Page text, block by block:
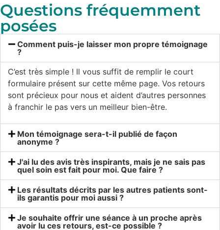
Questions fréquemment
posées
Comment puis-je laisser mon propre témoignage
?
C’est très simple ! Il vous suffit de remplir le court
formulaire présent sur cette même page. Vos retours
sont précieux pour nous et aident d’autres personnes
à franchir le pas vers un meilleur bien-être.
Mon témoignage sera-t-il publié de façon
anonyme ?
J'ai lu des avis très inspirants, mais je ne sais pas
quel soin est fait pour moi. Que faire ?
Les résultats décrits par les autres patients sont-
ils garantis pour moi aussi ?
Je souhaite offrir une séance à un proche après
avoir lu ces retours, est-ce possible ?